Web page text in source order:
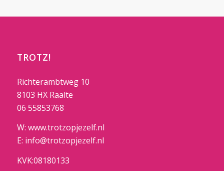
TROTZ!
Richterambtweg 10
8103 HX Raalte
06 55853768
W: www.trotzopjezelf.nl
E: info@trotzopjezelf.nl
KVK:08180133